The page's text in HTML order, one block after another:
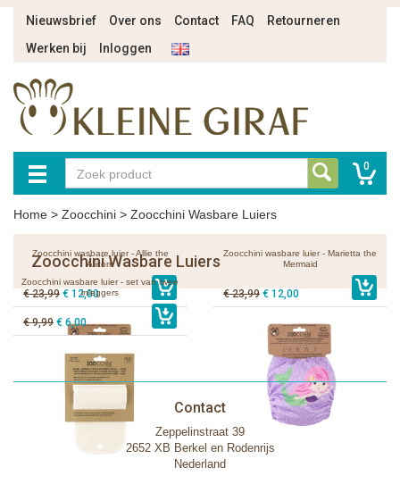
Nieuwsbrief Over ons Contact FAQ
Retourneren
Werken bij
Inloggen
0
Home > Zoocchini > Zoocchini Wasbare Luiers
Zoocchini Wasbare Luiers
Zoocchini wasbare luier - Allie the
Alicorn
€ 23,99 € 12,00
Zoocchini wasbare luier - Marietta the
Mermaid
€ 23,99 € 12,00
Zoocchini wasbare luier - set van twee
inleggers
€ 9,99 € 6,00
Contact
Zeppelinstraat 39
2652 XB Berkel en Rodenrijs
Nederland